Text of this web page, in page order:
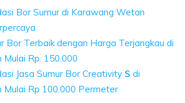
Bor Sumur di Karawang Wetan
Bor Terbaik dengan Harga Terjangkau di
Rp. 150.000
Jasa Sumur Bor Creativity S di
Rp 100.000 Permeter